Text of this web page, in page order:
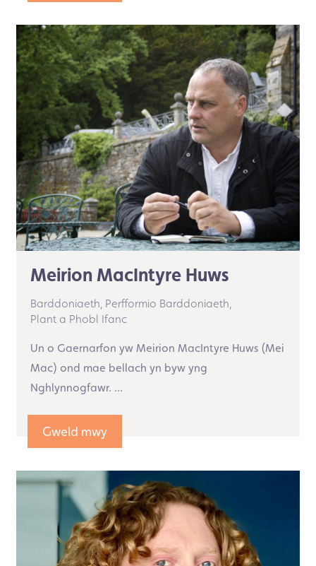
Meirion MacIntyre Huws
Barddoniaeth, Perfformio Barddoniaeth,
Plant a Phobl Ifanc
Un o Gaernarfon yw Meirion MacIntyre Huws (Mei
Mac) ond mae bellach yn byw yng
Nghlynnogfawr. ...
Gweld mwy